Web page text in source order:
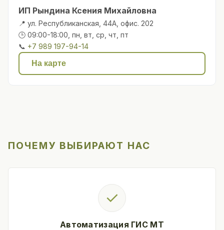
ИП Рындина Ксения Михайловна
📍 ул. Республиканская, 44А, офис. 202
🕒 09:00-18:00, пн, вт, ср, чт, пт
📞 +7 989 197-94-14
На карте
ПОЧЕМУ ВЫБИРАЮТ НАС
✓
Автоматизация ГИС МТ